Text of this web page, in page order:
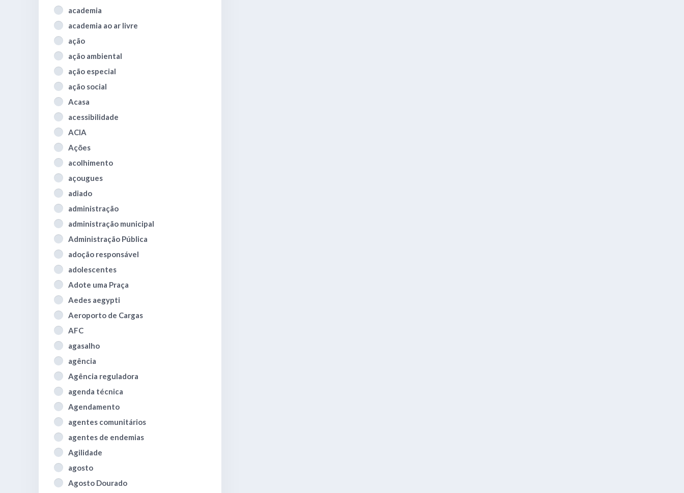
academia
academia ao ar livre
ação
ação ambiental
ação especial
ação social
Acasa
acessibilidade
ACIA
Ações
acolhimento
açougues
adiado
administração
administração municipal
Administração Pública
adoção responsável
adolescentes
Adote uma Praça
Aedes aegypti
Aeroporto de Cargas
AFC
agasalho
agência
Agência reguladora
agenda técnica
Agendamento
agentes comunitários
agentes de endemias
Agilidade
agosto
Agosto Dourado